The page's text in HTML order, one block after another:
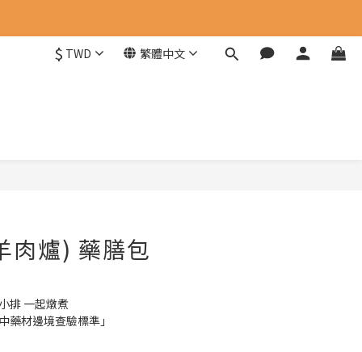
$ TWD 繁體中文
肉爐) 藥膳包
排 一起燉煮
材邊境查驗標準」